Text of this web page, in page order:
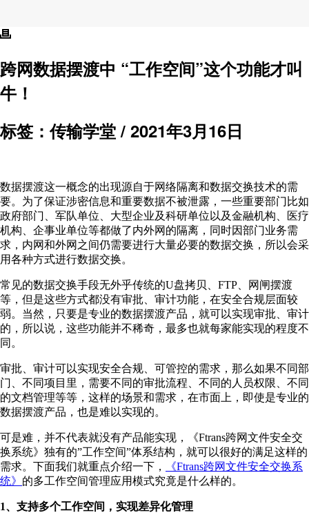
跨网数据摆渡中 “工作空间”这个功能才叫
牛！
标签：传输学堂 / 2021年3月16日
数据摆渡这一概念的出现源自于网络隔离和数据交换技术的需
要。为了保证涉密信息和重要数据不被泄露，一些重要部门比如
政府部门、军队单位、大型企业及科研单位以及金融机构、医疗
机构、企事业单位等都做了内外网的隔离，同时因部门业务需
求，内网和外网之间仍需要进行大量必要的数据交换，所以会采
用各种方式进行数据交换。
常见的数据交换手段无外乎传统的U盘拷贝、FTP、网闸摆渡
等，但是这些方式都没有审批、审计功能，在安全合规层面较
弱。当然，只要是专业的数据摆渡产品，就可以实现审批、审计
的，所以说，这些功能并不稀奇，最多也就每家能实现的程度不
同。
审批、审计可以实现安全合规、可管控的需求，那么如果不同部
门、不同项目里，需要不同的审批流程、不同的人员权限、不同
的文档管理等等，这样的场景和需求，在市面上，即使是专业的
数据摆渡产品，也是难以实现的。
可是难，并不代表就没有产品能实现，《Ftrans跨网文件安全交
换系统》独有的”工作空间”体系结构，就可以很好的满足这样的
需求。下面我们就重点介绍一下，
《Ftrans跨网文件安全交换系
统》 的多工作空间管理应用模式究竟是什么样的。
1、支持多个工作空间，实现差异化管理